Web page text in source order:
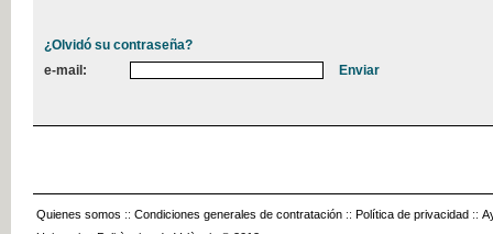
¿Olvidó su contraseña?
e-mail:
Quienes somos :: Condiciones generales de contratación :: Política de privacidad ::